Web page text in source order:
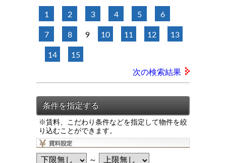
1 2 3 4 5 6
7 8 9 10 11 12 13
14 15
次の検索結果
※賃料、こだわり条件などを指定して物件を絞
り込むことができます。
～